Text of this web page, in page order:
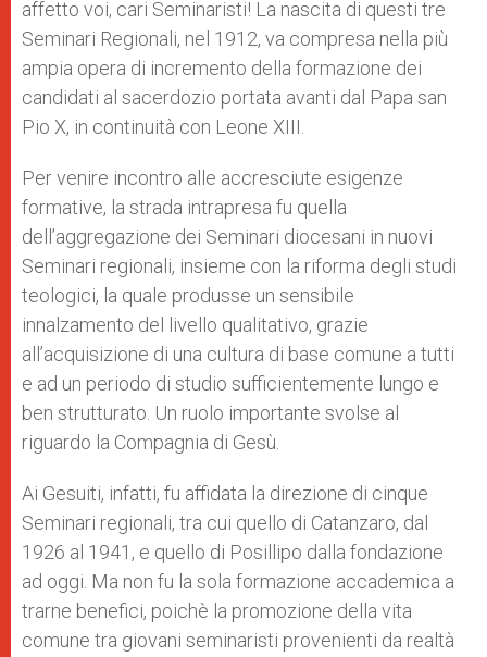
affetto voi, cari Seminaristi! La nascita di questi tre
Seminari Regionali, nel 1912, va compresa nella più
ampia opera di incremento della formazione dei
candidati al sacerdozio portata avanti dal Papa san
Pio X, in continuità con Leone XIII.
Per venire incontro alle accresciute esigenze
formative, la strada intrapresa fu quella
dell’aggregazione dei Seminari diocesani in nuovi
Seminari regionali, insieme con la riforma degli studi
teologici, la quale produsse un sensibile
innalzamento del livello qualitativo, grazie
all’acquisizione di una cultura di base comune a tutti
e ad un periodo di studio sufficientemente lungo e
ben strutturato. Un ruolo importante svolse al
riguardo la Compagnia di Gesù.
Ai Gesuiti, infatti, fu affidata la direzione di cinque
Seminari regionali, tra cui quello di Catanzaro, dal
1926 al 1941, e quello di Posillipo dalla fondazione
ad oggi. Ma non fu la sola formazione accademica a
trarne benefici, poichè la promozione della vita
comune tra giovani seminaristi provenienti da realtà